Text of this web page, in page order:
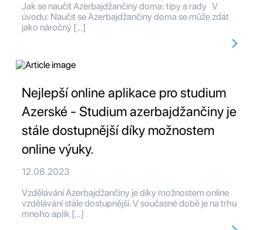
Jak se naučit Azerbajdžančiny doma: tipy a rady V
úvodu: Naučit se Azerbajdžančiny doma se může zdát
jako náročný […]
Nejlepší online aplikace pro studium
Azerské - Studium azerbajdžančiny je
stále dostupnější díky možnostem
online výuky.
12.08.2023
Vzdělávání Azerbajdžančiny je díky možnostem online
vzdělávání stále dostupnější. V současné době je na trhu
mnoho aplik […]